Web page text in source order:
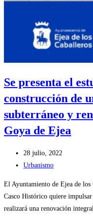
Se presenta el
construcción de
subterráneo y
Goya de Ejea
Publicación
de
28 julio, 2022
Categoría
Urbanismo
El Ayuntamiento de Ejea de los
Casco Histórico quiere
realizará una renovación